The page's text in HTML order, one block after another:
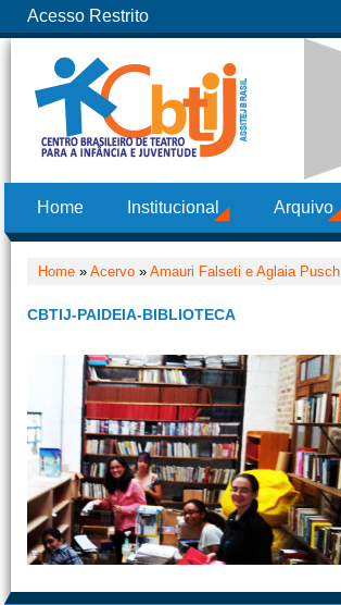
Acesso Restrito
Home Institucional Arquivo
Home » Acervo » Amauri Falseti e Aglaia Pusch
CBTIJ-PAIDEIA-BIBLIOTECA